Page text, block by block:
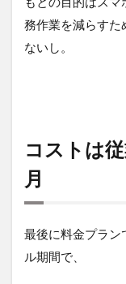
務作業を減らすた
ないし。
コストは
月
最後に料金プラン
ル期間で、